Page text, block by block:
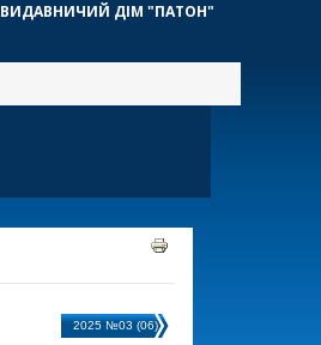
ВИДАВНИЧИЙ ДІМ "ПАТОН"
2025 №03 (06)